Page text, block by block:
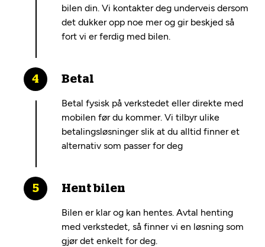
bilen din. Vi kontakter deg underveis dersom
det dukker opp noe mer og gir beskjed så
fort vi er ferdig med bilen.
Betal
Betal fysisk på verkstedet eller direkte med
mobilen før du kommer. Vi tilbyr ulike
betalingsløsninger slik at du alltid finner et
alternativ som passer for deg
Hent bilen
Bilen er klar og kan hentes. Avtal henting
med verkstedet, så finner vi en løsning som
gjør det enkelt for deg.